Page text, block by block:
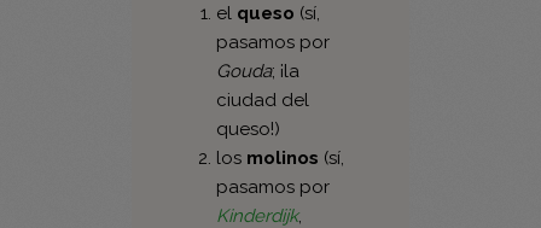
Gouda; ¡la
ciudad del
queso!)
losmolinos
pasamos por
Kinderdijk,
donde
podemos ver los